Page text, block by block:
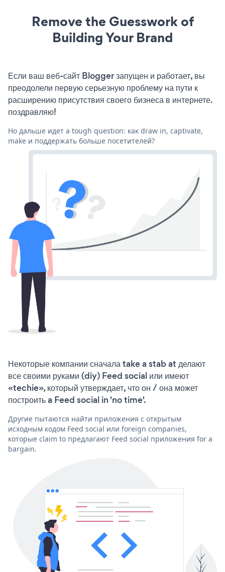
Remove the Guesswork of
Building Your Brand
Если ваш веб-сайт Blogger запущен и работает, вы
преодолели первую серьезную проблему на пути к
расширению присутствия своего бизнеса в интернете.
поздравляю!
Но дальше идет a tough question: как draw in, captivate,
make и поддержать больше посетителей?
Некоторые компании сначала take a stab at делают
все своими руками (diy) Feed social или имеют
«techie», который утверждает, что он / она может
построить a Feed social in 'no time'.
Другие пытаются найти приложения с открытым
исходным кодом Feed social или foreign companies,
которые claim to предлагают Feed social приложения for a
bargain.